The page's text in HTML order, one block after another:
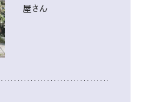
屋さん